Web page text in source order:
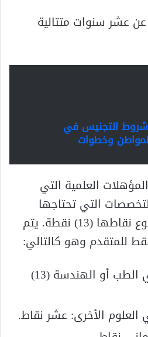
عشر سنوات متتالية
شروط التجنيس في
وخطوات
العلمية التي
التي تحتاجها
الدولة. ولا يتجاوز مجموع نقاطها (13) نقطة. يتم
للمتقدم وهو كالتالي:
درجة الدكتوراه في الطب أو الهندسة (13)
العلوم الأخرى: عشر نقاط.